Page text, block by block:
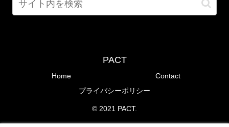
PACT
Home
Contact
プライバシーポリシー
© 2021 PACT.